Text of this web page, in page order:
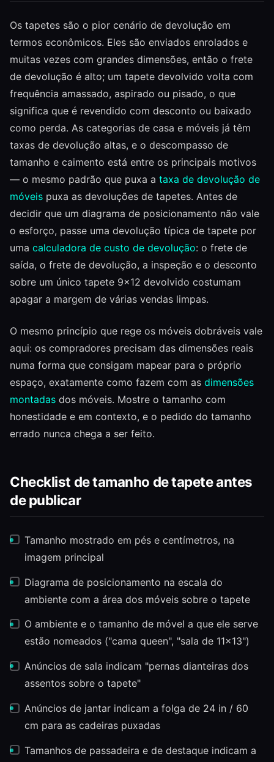
Os tapetes são o pior cenário de devolução em
termos econômicos. Eles são enviados enrolados e
muitas vezes com grandes dimensões, então o frete
de devolução é alto; um tapete devolvido volta com
frequência amassado, aspirado ou pisado, o que
significa que é revendido com desconto ou baixado
como perda. As categorias de casa e móveis já têm
taxas de devolução altas, e o descompasso de
tamanho e caimento está entre os principais motivos
— o mesmo padrão que puxa a taxa de devolução de
móveis puxa as devoluções de tapetes. Antes de
decidir que um diagrama de posicionamento não vale
o esforço, passe uma devolução típica de tapete por
uma calculadora de custo de devolução: o frete de
saída, o frete de devolução, a inspeção e o desconto
sobre um único tapete 9×12 devolvido costumam
apagar a margem de várias vendas limpas.
O mesmo princípio que rege os móveis dobráveis vale
aqui: os compradores precisam das dimensões reais
numa forma que consigam mapear para o próprio
espaço, exatamente como fazem com as dimensões
montadas dos móveis. Mostre o tamanho com
honestidade e em contexto, e o pedido do tamanho
errado nunca chega a ser feito.
Checklist de tamanho de tapete antes
de publicar
Tamanho mostrado em pés e centímetros, na
imagem principal
Diagrama de posicionamento na escala do
ambiente com a área dos móveis sobre o tapete
O ambiente e o tamanho de móvel a que ele serve
estão nomeados ("cama queen", "sala de 11×13")
Anúncios de sala indicam "pernas dianteiras dos
assentos sobre o tapete"
Anúncios de jantar indicam a folga de 24 in / 60
cm para as cadeiras puxadas
Tamanhos de passadeira e de destaque indicam a